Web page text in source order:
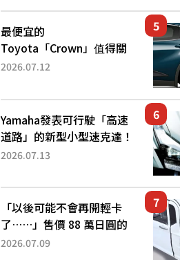
還推出467萬元日圓起的5
人座版...
最便宜的
Toyota「Crown」值得關
注！ 搭載4WD、每公升
眼！ 配備豐富、超越售價
水準，堪稱高CP值代表的
「...
2026.07.12
Yamaha發表可行駛「高速
道路」的新型小型速克達！
搭載能享受超強勁「渦輪
高階「Super Sport」車款
相同的...
2026.07.13
「以後可能不會再開輕卡
了……」售價 88 萬日圓的
「超迷你輕型貨車」引發兩
2026.07.09